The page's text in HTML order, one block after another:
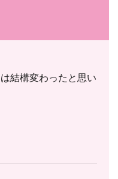
結構変わったと思い